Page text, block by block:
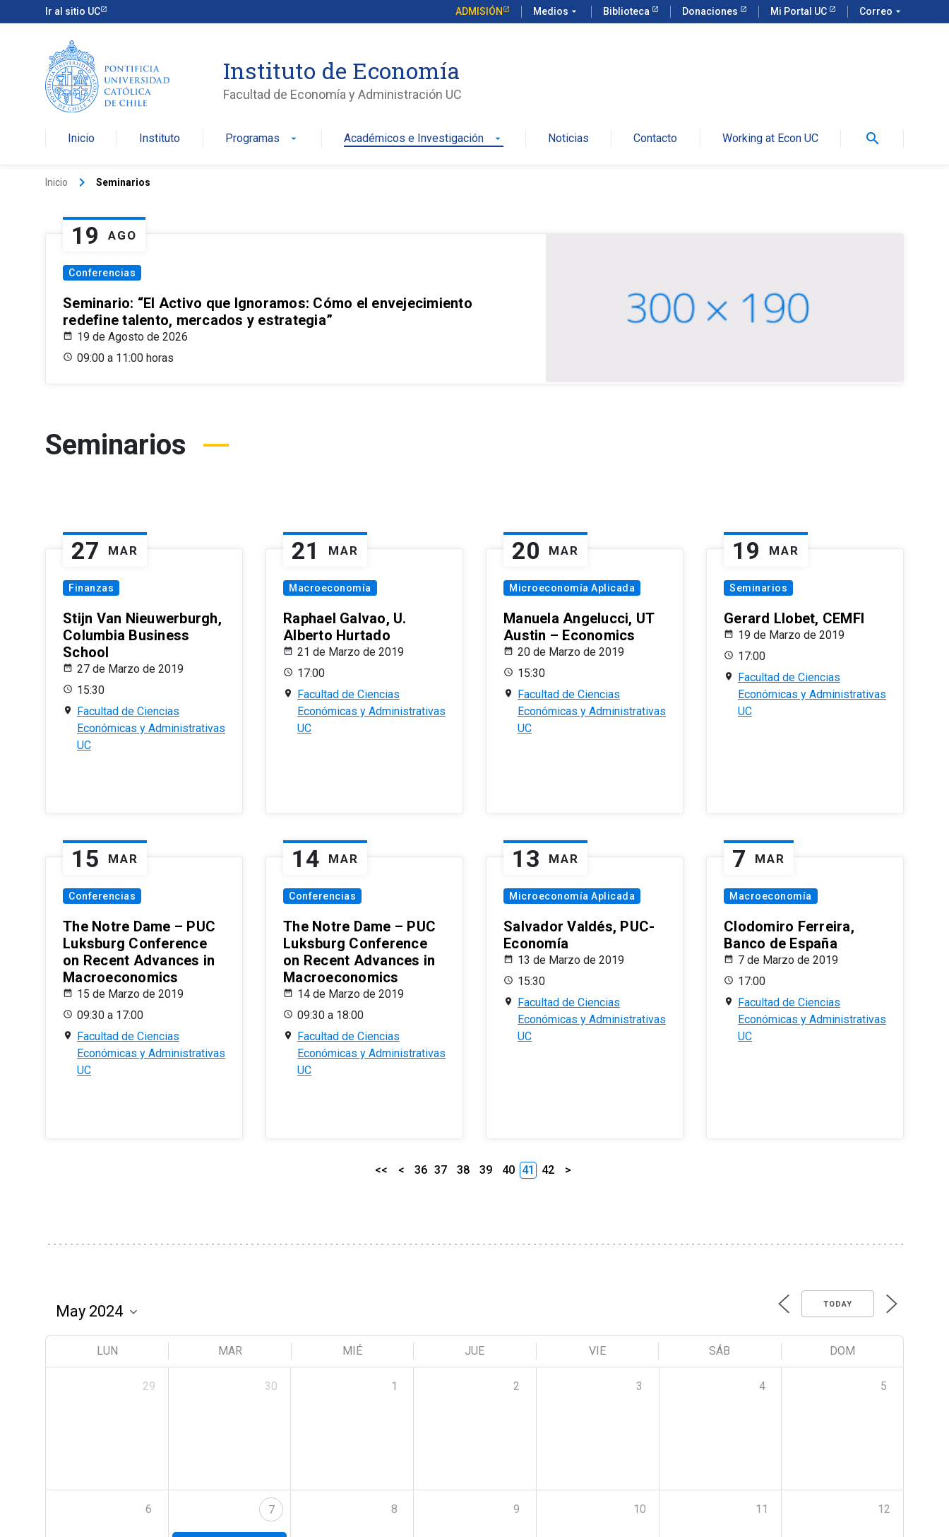
Ir al sitio UC ADMISIÓN Medios arrow_drop_down Biblioteca Donaciones Mi Portal UC Correo arrow_drop_down
Instituto de Economía
Facultad de Economía y Administración UC
Inicio Instituto Programas arrow_drop_down Académicos e Investigación arrow_drop_down Noticias Contacto Working at Econ UC search
Inicio keyboard_arrow_right Seminarios
19 AGO
Conferencias
Seminario: “El Activo que Ignoramos: Cómo el envejecimiento
redefine talento, mercados y estrategia”
19 de Agosto de 2026
09:00 a 11:00 horas
Seminarios
27 MAR
Finanzas
Stijn Van Nieuwerburgh,
Columbia Business
School
27 de Marzo de 2019
15:30
Facultad de Ciencias
Económicas y Administrativas
UC
21 MAR
Macroeconomía
Raphael Galvao, U.
Alberto Hurtado
21 de Marzo de 2019
17:00
Facultad de Ciencias
Económicas y Administrativas
UC
20 MAR
Microeconomía Aplicada
Manuela Angelucci, UT
Austin – Economics
20 de Marzo de 2019
15:30
Facultad de Ciencias
Económicas y Administrativas
UC
19 MAR
Seminarios
Gerard Llobet, CEMFI
19 de Marzo de 2019
17:00
Facultad de Ciencias
Económicas y Administrativas
UC
15 MAR
Conferencias
The Notre Dame – PUC
Luksburg Conference
on Recent Advances in
Macroeconomics
15 de Marzo de 2019
09:30 a 17:00
Facultad de Ciencias
Económicas y Administrativas
UC
14 MAR
Conferencias
The Notre Dame – PUC
Luksburg Conference
on Recent Advances in
Macroeconomics
14 de Marzo de 2019
09:30 a 18:00
Facultad de Ciencias
Económicas y Administrativas
UC
13 MAR
Microeconomía Aplicada
Salvador Valdés, PUC-
Economía
13 de Marzo de 2019
15:30
Facultad de Ciencias
Económicas y Administrativas
UC
7 MAR
Macroeconomía
Clodomiro Ferreira,
Banco de España
7 de Marzo de 2019
17:00
Facultad de Ciencias
Económicas y Administrativas
UC
<< < 36 37 38 39 40 41 42 >
TODAY
LUN MAR MIÉ JUE VIE SÁB DOM
29 30 1 2 3 4 5
6 7 8 9 10 11 12